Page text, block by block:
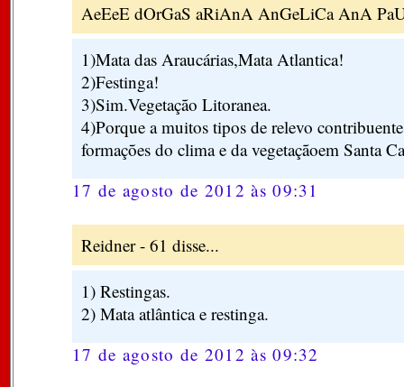
AeEeE dOrGaS aRiAnA AnGeLiCa AnA
1)Mata das Araucárias,Mata Atlantica!
2)Festinga!
3)Sim.Vegetação Litoranea.
4)Porque a muitos tipos de relevo
formações do clima e da vegetaçãoem Santa
17 de agosto de 2012 às 09:31
Reidner - 61 disse...
1) Restingas.
2) Mata atlântica e restinga.
17 de agosto de 2012 às 09:32